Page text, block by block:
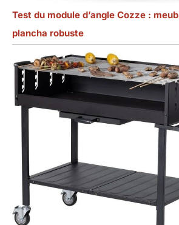
Test du module d’angle Cozze :
plancha robuste